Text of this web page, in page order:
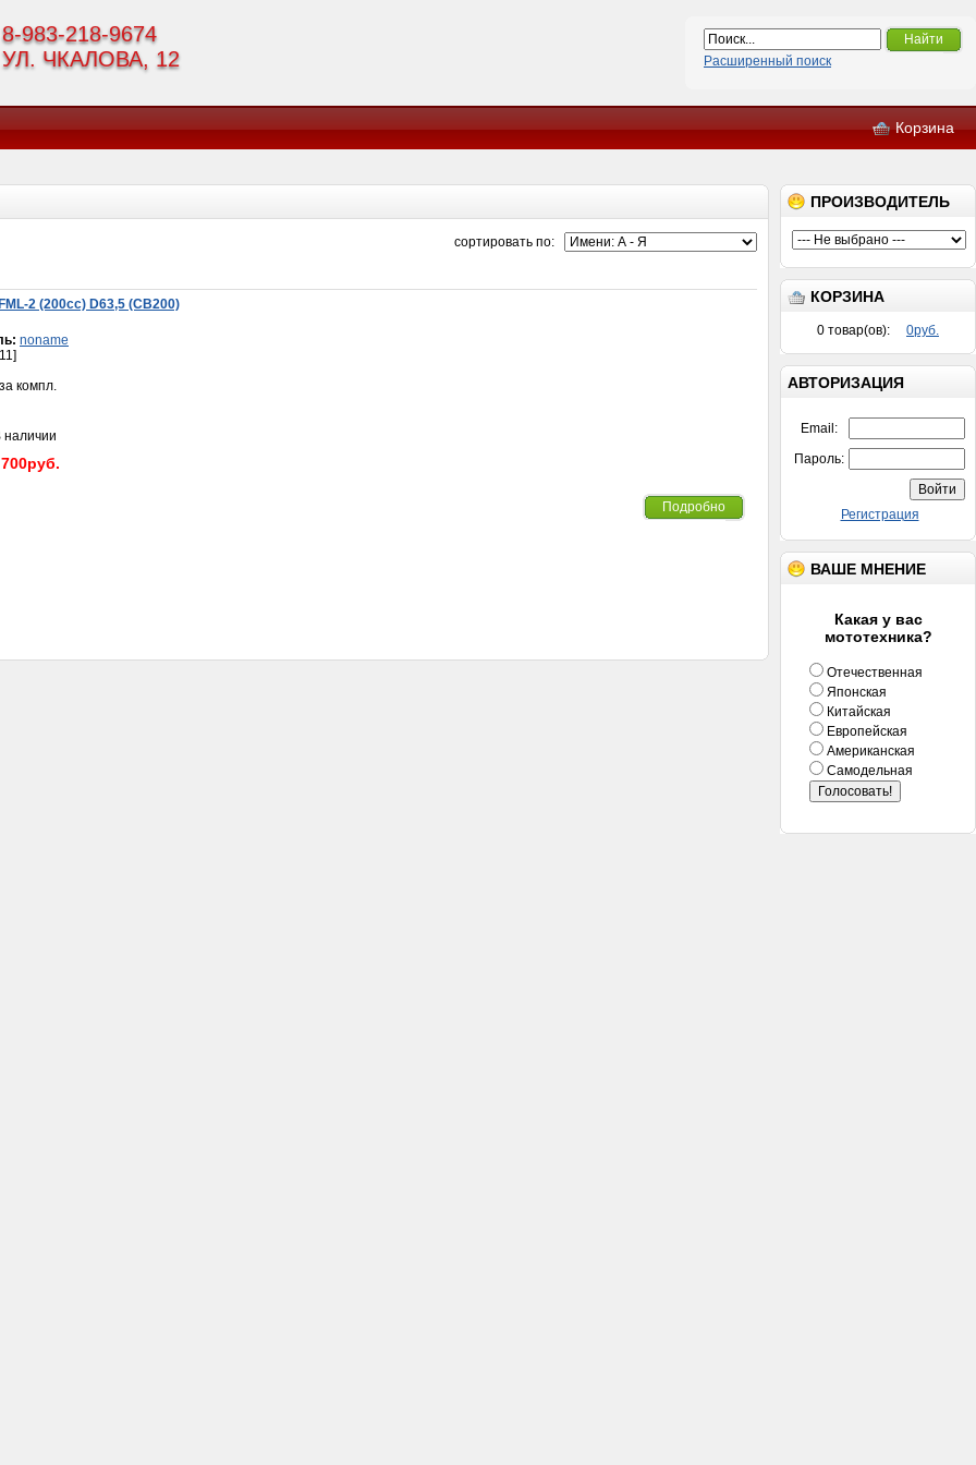
8-983-218-9674
УЛ. ЧКАЛОВА, 12
Найти
Расширенный поиск
Корзина
ПРОИЗВОДИТЕЛЬ
КОРЗИНА
0 товар(ов): 0руб.
АВТОРИЗАЦИЯ
Email:
Пароль:
Регистрация
ВАШЕ МНЕНИЕ
Какая у вас
мототехника?
Отечественная
Японская
Китайская
Европейская
Американская
Самодельная
cортировать по:
2 (200cc) D63,5 (CB200)
noname
компл.
Подробно